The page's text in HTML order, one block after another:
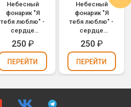
Небесный
фонарик "Я
тебя люблю" -
сердце
(красный)
250₽
ПЕРЕЙТИ
Небесный
фонарик "Я
тебя люблю" -
сердце
(голубой)
250₽
ПЕРЕЙТИ